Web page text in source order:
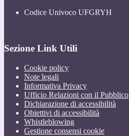
Codice Univoco UFGRYH
Sezione Link Utili
Cookie policy
Note legali
Informativa Privacy
Ufficio Relazioni con il Pubblico
Dichiarazione di accessibilità
Obiettivi di accessibilità
Whistleblowing
Gestione consensi cookie